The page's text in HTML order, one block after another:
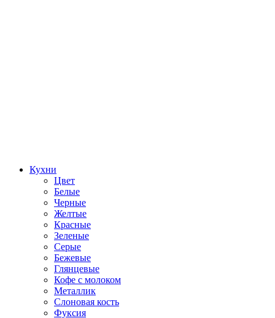
Кухни
Цвет
Белые
Черные
Желтые
Красные
Зеленые
Серые
Бежевые
Глянцевые
Кофе с молоком
Металлик
Слоновая кость
Фуксия